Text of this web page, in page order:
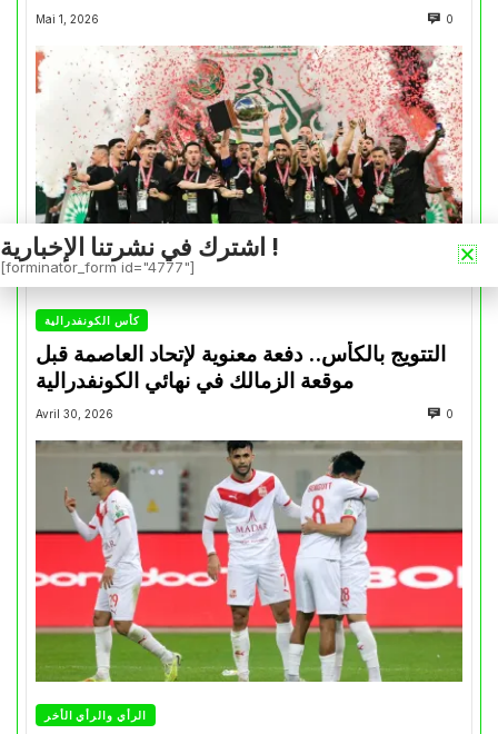
Mai 1, 2026 0
كأس الكونفدرالية
التتويج بالكأس.. دفعة معنوية لإتحاد العاصمة قبل
موقعة الزمالك في نهائي الكونفدرالية
Avril 30, 2026 0
الرأي والرأي الأخر
اشترك في نشرتنا الإخبارية !
[forminator_form id="4777"]